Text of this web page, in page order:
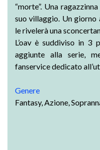
“morte”. Una
suo villaggio. Un giorno
le rivelerà una
L’oav è suddiviso in 3
aggiunte alla serie,
fanservice dedicato
Genere
Fantasy, Azione,